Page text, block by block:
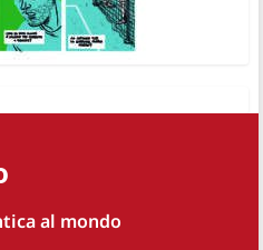
al mondo